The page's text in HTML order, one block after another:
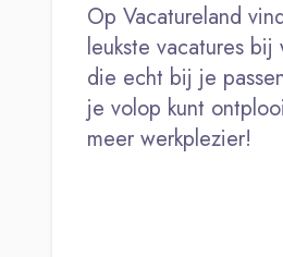
Op Vacatureland
leukste vacatures bij
die echt bij je
je volop kunt
meer werkplezier!